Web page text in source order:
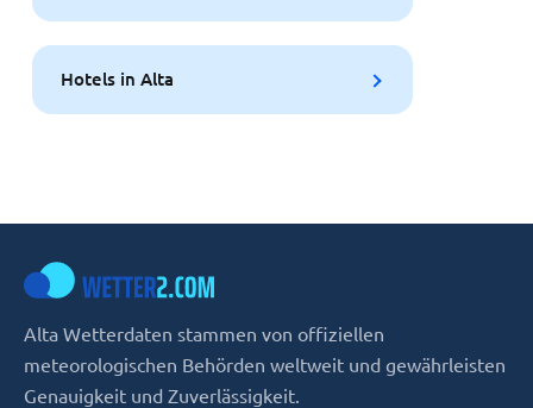
Hotels in Alta
Alta Wetterdaten stammen von offiziellen
meteorologischen Behörden weltweit und gewährleisten
Genauigkeit und Zuverlässigkeit.